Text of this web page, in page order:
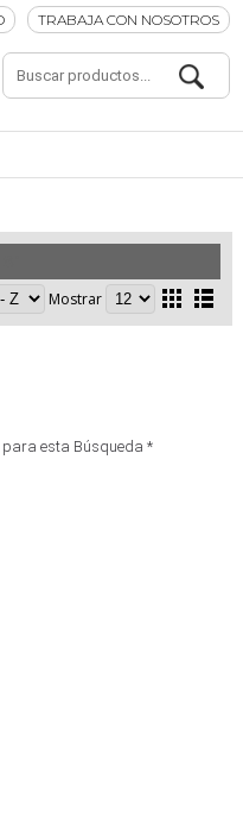
TRABAJA CON NOSOTROS
Mostrar
para esta Búsqueda *